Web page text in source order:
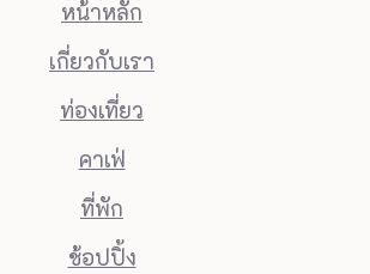
หน้าหลัก
เกี่ยวกับเรา
ท่องเที่ยว
คาเฟ่
ที่พัก
ช้อปปิ้ง